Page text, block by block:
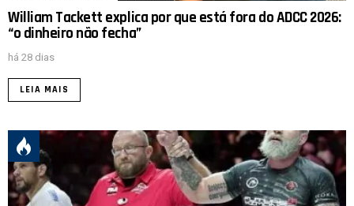
William Tackett explica por que está fora do ADCC 2026:
“o dinheiro não fecha”
há 28 dias
LEIA MAIS